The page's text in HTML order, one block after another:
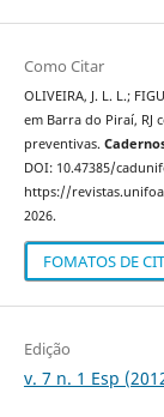
Como Citar
OLIVEIRA, J. L. L.;
em Barra do Piraí, RJ
preventivas.
DOI: 10.47385/
https://
2026.
FOMATOS DE
Edição
v. 7 n. 1 Esp